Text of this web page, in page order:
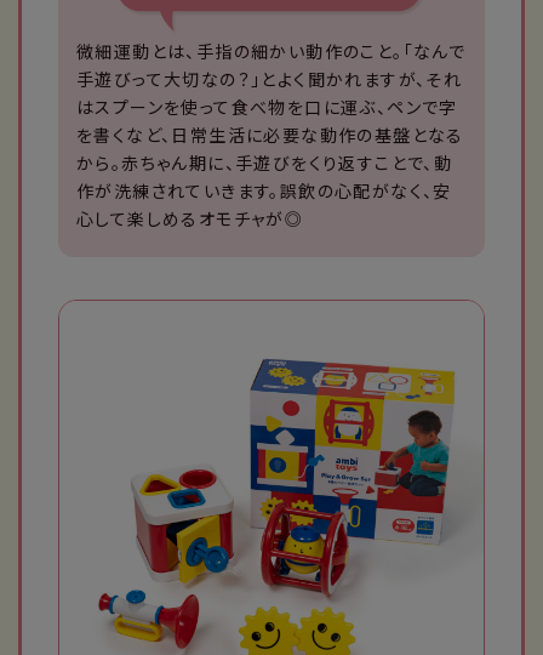
微細運動とは、手指の細かい動作のこと。「なんで
手遊びって大切なの？」とよく聞かれますが、それ
はスプーンを使って食べ物を口に運ぶ、ペンで字
を書くなど、日常生活に必要な動作の基盤となる
から。赤ちゃん期に、手遊びをくり返すことで、動
作が洗練されていきます。誤飲の心配がなく、安
心して楽しめるオモチャが◎